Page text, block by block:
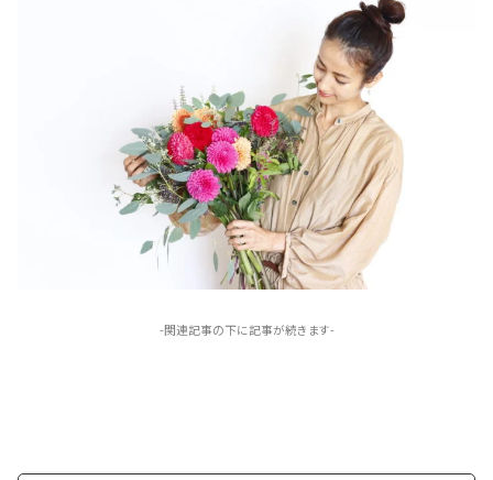
-関連記事の下に記事が続きます-